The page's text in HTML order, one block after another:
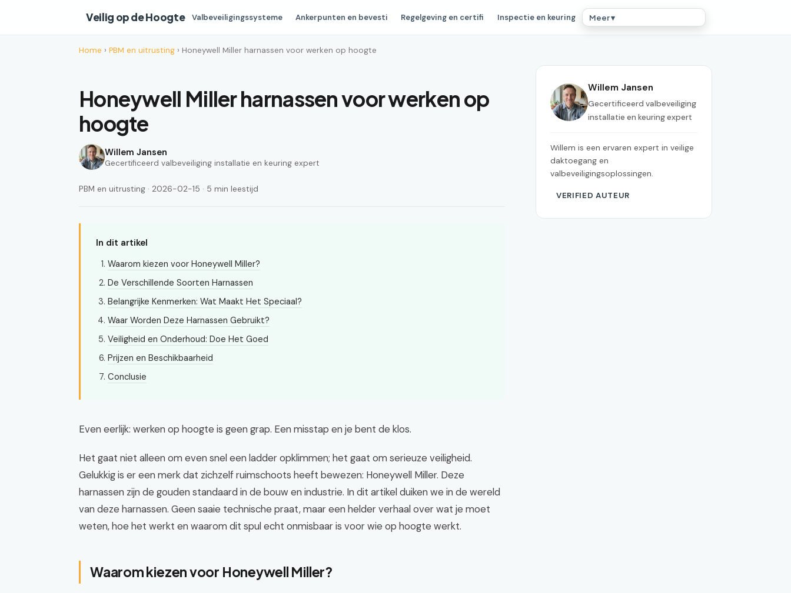
Veilig op de Hoogte Valbeveiligingssysteme Ankerpunten en bevesti Regelgeving en certifi Inspectie en keuring Meer ▾
Home › PBM en uitrusting › Honeywell Miller harnassen voor werken op hoogte
Honeywell Miller harnassen voor werken op
hoogte
Willem Jansen
Gecertificeerd valbeveiliging installatie en keuring expert
PBM en uitrusting · 2026-02-15 · 5 min leestijd
In dit artikel
Waarom kiezen voor Honeywell Miller?
De Verschillende Soorten Harnassen
Belangrijke Kenmerken: Wat Maakt Het Speciaal?
Waar Worden Deze Harnassen Gebruikt?
Veiligheid en Onderhoud: Doe Het Goed
Prijzen en Beschikbaarheid
Conclusie
Even eerlijk: werken op hoogte is geen grap. Een misstap en je bent de klos.
Het gaat niet alleen om even snel een ladder opklimmen; het gaat om serieuze veiligheid.
Gelukkig is er een merk dat zichzelf ruimschoots heeft bewezen: Honeywell Miller. Deze
harnassen zijn de gouden standaard in de bouw en industrie. In dit artikel duiken we in de wereld
van deze harnassen. Geen saaie technische praat, maar een helder verhaal over wat je moet
weten, hoe het werkt en waarom dit spul echt onmisbaar is voor wie op hoogte werkt.
Waarom kiezen voor Honeywell Miller?
Willem Jansen
Gecertificeerd valbeveiliging
installatie en keuring expert
Willem is een ervaren expert in veilige
daktoegang en
valbeveiligingsoplossingen.
VERIFIED AUTEUR